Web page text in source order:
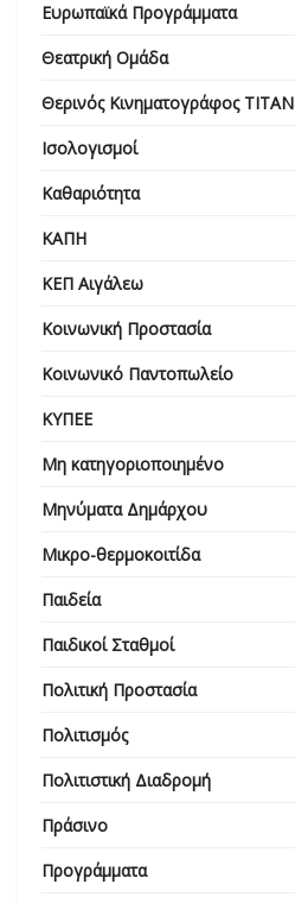
Ευρωπαϊκά Προγράμματα
Θεατρική Ομάδα
Θερινός Κινηματογράφος ΤΙΤΑΝ
Ισολογισμοί
Καθαριότητα
ΚΑΠΗ
ΚΕΠ Αιγάλεω
Κοινωνική Προστασία
Κοινωνικό Παντοπωλείο
ΚΥΠΕΕ
Μη κατηγοριοποιημένο
Μηνύματα Δημάρχου
Μικρο-θερμοκοιτίδα
Παιδεία
Παιδικοί Σταθμοί
Πολιτική Προστασία
Πολιτισμός
Πολιτιστική Διαδρομή
Πράσινο
Προγράμματα